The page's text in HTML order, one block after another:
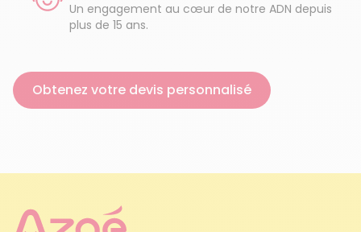
Un engagement au cœur de notre ADN depuis
plus de 15 ans.
Obtenez votre devis personnalisé